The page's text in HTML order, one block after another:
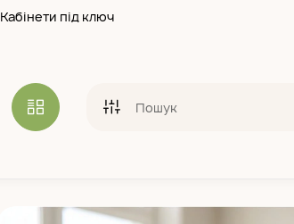
Кабінети під ключ